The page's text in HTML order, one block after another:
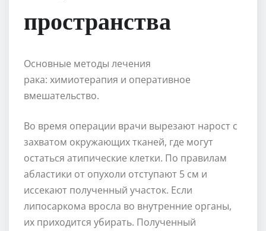
пространства
Основные методы лечения
рака: химиотерапия и оперативное
вмешательство.
Во время операции врачи вырезают нарост с
захватом окружающих тканей, где могут
остаться атипические клетки. По правилам
абластики от опухоли отступают 5 см и
иссекают полученный участок. Если
липосаркома вросла во внутренние органы,
их приходится убирать. Полученный